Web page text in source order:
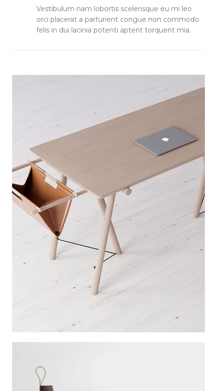
Vestibulum nam lobortis scelerisque eu mi leo
orci placerat a parturient congue non commodo
felis in dui lacinia potenti aptent torquent mia.